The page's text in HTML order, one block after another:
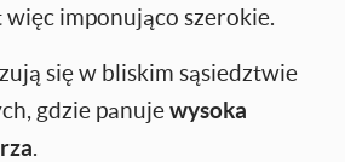
imponująco szerokie.
się w bliskim sąsiedztwie
gdzie panujewysoka
.